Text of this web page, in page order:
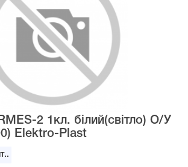
2 1кл. білий(світло) О/У
Elektro-Plast